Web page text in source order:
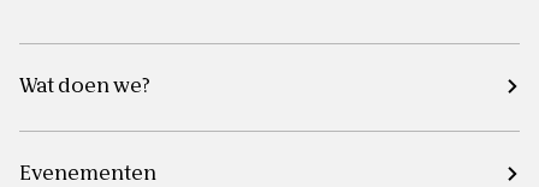
Wat doen we?
Evenementen